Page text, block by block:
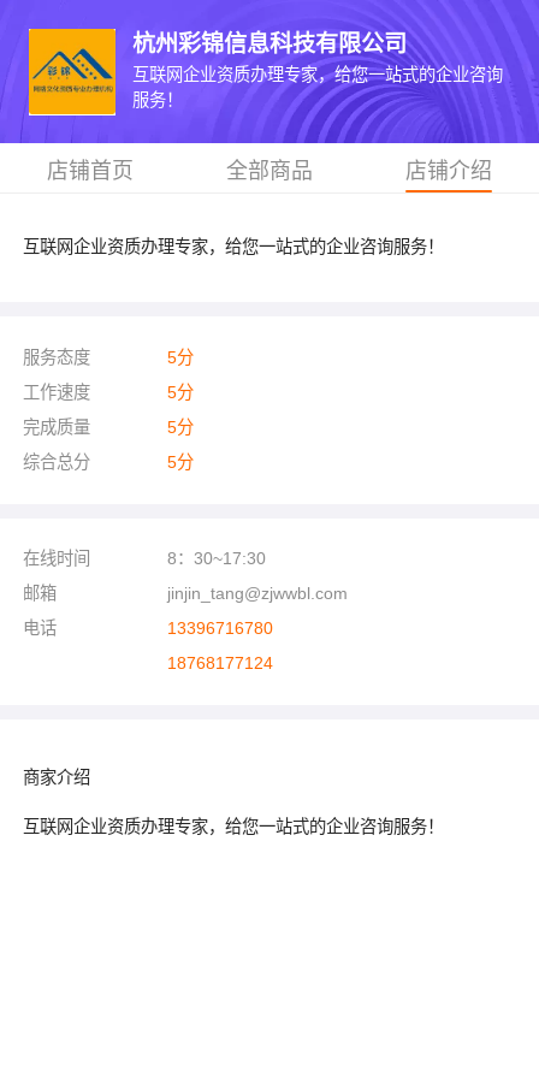
杭州彩锦信息科技有限公司
互联网企业资质办理专家，给您一站式的企业咨询
服务！
店铺首页 全部商品 店铺介绍
互联网企业资质办理专家，给您一站式的企业咨询服务！
服务态度 5分
工作速度
5分
完成质量
5分
综合总分
5分
在线时间
8：30~17:30
邮箱
jinjin_tang@zjwwbl.com
电话
13396716780
18768177124
商家介绍
互联网企业资质办理专家，给您一站式的企业咨询服务！